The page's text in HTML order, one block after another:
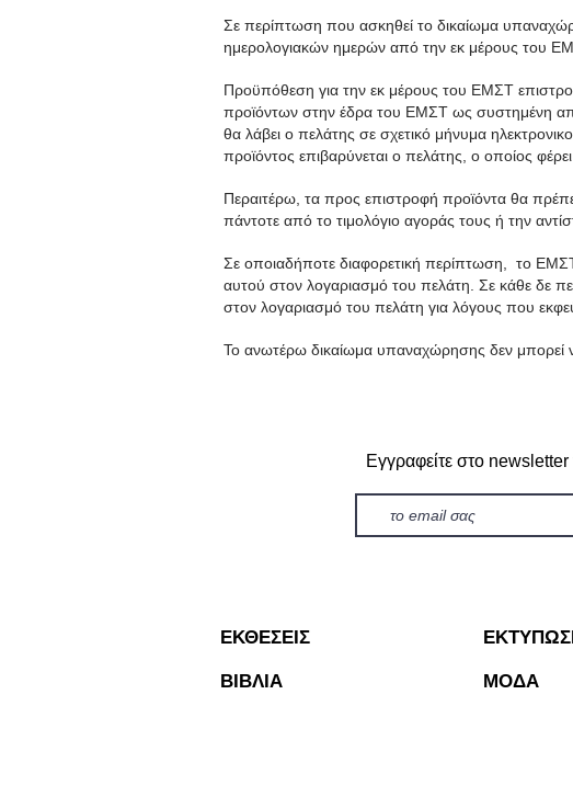
Σε περίπτωση που ασκηθεί το δικαίωμα
ημερολογιακών ημερών από την εκ μέρους του
Προϋπόθεση για την εκ μέρους του ΕΜΣΤ
προϊόντων στην έδρα του ΕΜΣΤ ως συστημένη
θα λάβει ο πελάτης σε σχετικό μήνυμα
προϊόντος επιβαρύνεται ο πελάτης, ο οποίος
Περαιτέρω, τα προς επιστροφή προϊόντα θα
πάντοτε από το τιμολόγιο αγοράς τους ή την
Σε οποιαδήποτε διαφορετική περίπτωση, το ΕΜΣΤ
αυτού στον λογαριασμό του πελάτη. Σε κάθε δε
στον λογαριασμό του πελάτη για λόγους που
Το ανωτέρω δικαίωμα υπαναχώρησης δεν μπορεί
Εγγραφείτε στο
ΕΚΘΕΣΕΙΣ
ΒΙΒΛΙΑ ΜΟΔΑ